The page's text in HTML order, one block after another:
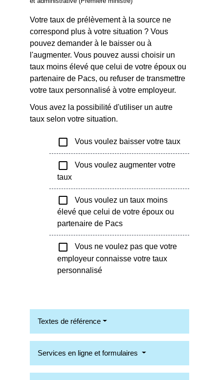
Votre taux de prélèvement à la source ne
correspond plus à votre situation ? Vous
pouvez demander à le baisser ou à
l'augmenter. Vous pouvez aussi choisir un
taux moins élevé que celui de votre époux ou
partenaire de Pacs, ou refuser de transmettre
votre taux personnalisé à votre employeur.
Vous avez la possibilité d'utiliser un autre
taux selon votre situation.
check_box_outline_blank Vous voulez baisser votre taux
check_box_outline_blank
Vous voulez augmenter votre
taux
check_box_outline_blank
Vous voulez un taux moins
élevé que celui de votre époux ou
partenaire de Pacs
check_box_outline_blank
Vous ne voulez pas que votre
employeur connaisse votre taux
personnalisé
Textes de référence
Services en ligne et formulaires